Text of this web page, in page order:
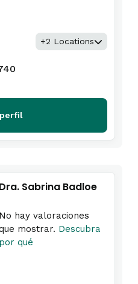
+2 Locations
Dra. Sabrina Badloe
No hay valoraciones
mostrar. Descubra
por qué